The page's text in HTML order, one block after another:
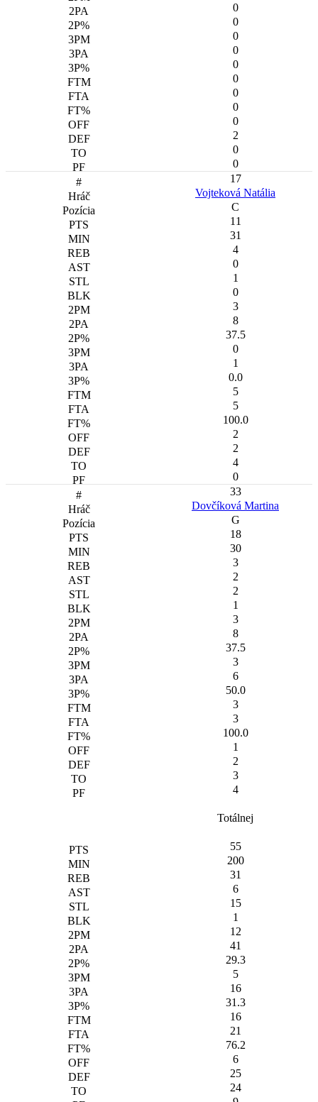
0
0
0
0
0
0
0
0
0
2
0
0
17
Vojteková Natália
C
11
31
4
0
1
0
3
8
37.5
0
1
0.0
5
5
100.0
2
2
4
0
33
Dovčíková Martina
G
18
30
3
2
2
1
3
8
37.5
3
6
50.0
3
3
100.0
1
2
3
4
Totálnej
55
200
31
6
15
1
12
41
29.3
5
16
31.3
16
21
76.2
6
25
24